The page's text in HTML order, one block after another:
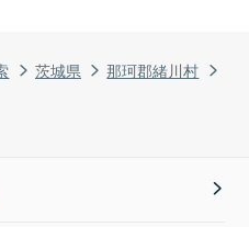
茨城県
那珂郡緒川村